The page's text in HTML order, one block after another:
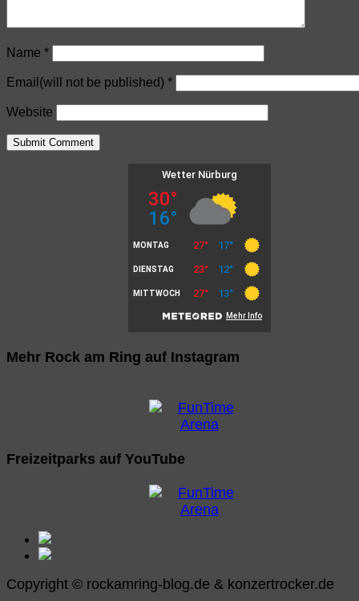
Name *
Email(will not be published) *
Website
Mehr Rock am Ring auf Instagram
Freizeitparks auf YouTube
Copyright © rockamring-blog.de & konzertrocker.de